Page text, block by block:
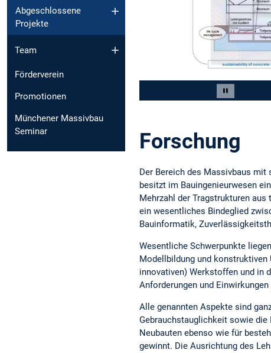
Abgeschlossene
Projekte
Team
Förderverein
Promotionen
Münchener Massivbau
Seminar
Carousel
Forschung
Der Bereich des Massivbaus mit
besitzt im Bauingenieurwesen
Mehrzahl der Tragstrukturen
ein wesentliches Bindeglied
Bauinformatik,
Wesentliche Schwerpunkte
Modellbildung und
innovativen) Werkstoffen und in
Anforderungen und
Alle genannten Aspekte sind
Gebrauchstauglichkeit sowie
Neubauten ebenso wie für
gewinnt. Die Ausrichtung des